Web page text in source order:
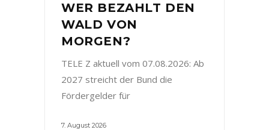
WER BEZAHLT DEN
WALD VON
MORGEN?
TELE Z aktuell vom 07.08.2026: Ab
2027 streicht der Bund die
Fördergelder für
7. August 2026